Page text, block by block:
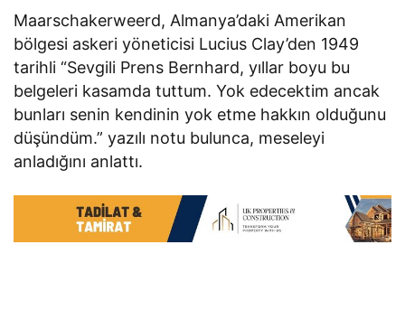
Maarschakerweerd, Almanya’daki Amerikan
bölgesi askeri yöneticisi Lucius Clay’den 1949
tarihli “Sevgili Prens Bernhard, yıllar boyu bu
belgeleri kasamda tuttum. Yok edecektim ancak
bunları senin kendinin yok etme hakkın olduğunu
düşündüm.” yazılı notu bulunca, meseleyi
anladığını anlattı.